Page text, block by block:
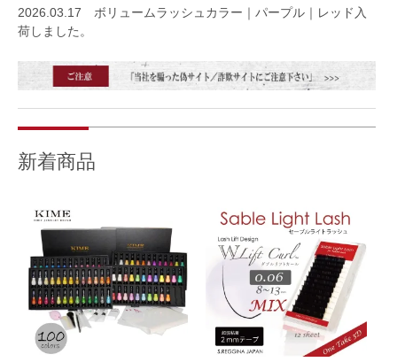
2026.03.17
ボリュームラッシュカラー｜パープル｜レッド入
荷しました。
2025.11.22 下まつげの苦手意識｜ブログを更新しました。
2025.09.25
発送方法に【ネコポス】を選択いただけるように
なりました。
ました。
グを更新しました。
2025.09.03
New-ベルベットパールグリッター（半透明ホワイ
ト）再販開始しました。
2025.08.02
【夏季休暇のお知らせ】8/13~8/17※期間中のご注
文は8/18に発送させていただきます。
2025.07.02
ボディジュエリー日本製スキングルー入荷しまし
た。
新着商品